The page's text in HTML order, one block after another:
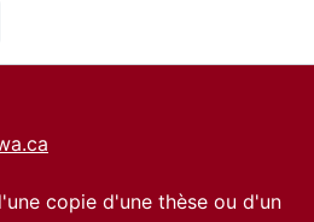
copie d'une thèse ou d'un